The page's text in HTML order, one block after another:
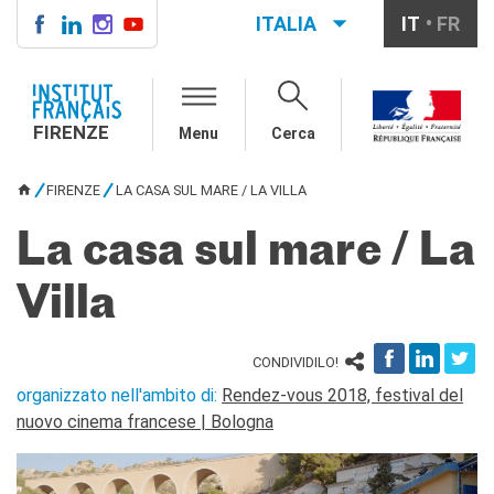
Direttore
La "Carta" dell'IFF
Demande de stage/Lavorare
con noi
AGENDA CULTURALE
Cinema in versione
CORSI FRANCESE
Carta Giovani Nazionale
ITALIA IT FR
FIRENZE Menu Cerca
FIRENZE LA CASA SUL MARE / LA VILLA
La casa sul mare / La
Villa
CONDIVIDILO!
organizzato nell'ambito di: Rendez-vous 2018, festival del
nuovo cinema francese | Bologna